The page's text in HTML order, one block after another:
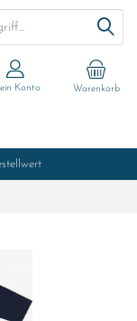
Warenkorb
Konto